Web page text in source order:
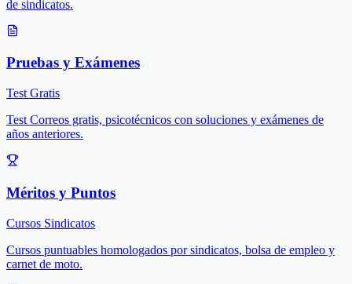
de sindicatos.
Pruebas y Exámenes
Test Gratis
Test Correos gratis, psicotécnicos con soluciones y exámenes de
años anteriores.
Méritos y Puntos
Cursos Sindicatos
Cursos puntuables homologados por sindicatos, bolsa de empleo y
carnet de moto.